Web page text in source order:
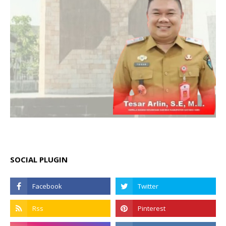
SOCIAL PLUGIN